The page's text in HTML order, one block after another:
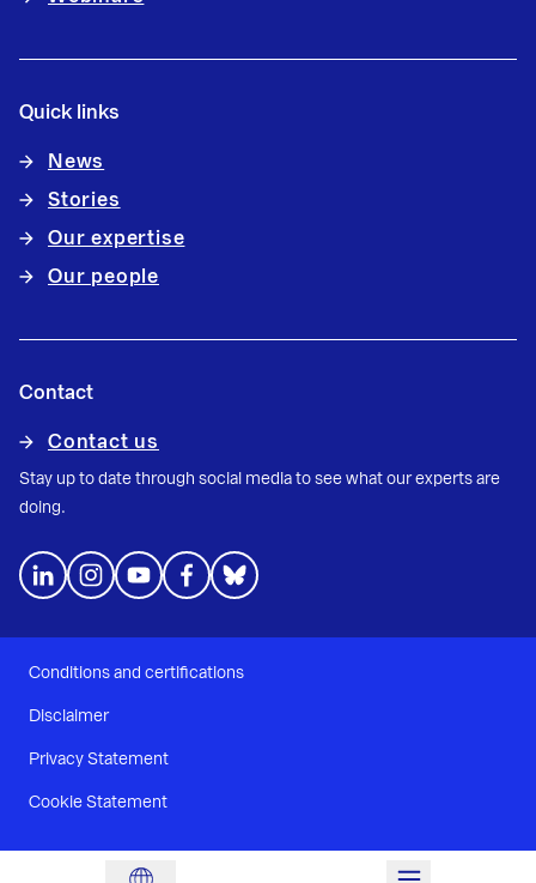
Quick links
News
Stories
Our expertise
Our people
Contact
Contact us
Stay up to date through social media to see what our experts are
doing.
Conditions and certifications
Disclaimer
Privacy Statement
Cookie Statement